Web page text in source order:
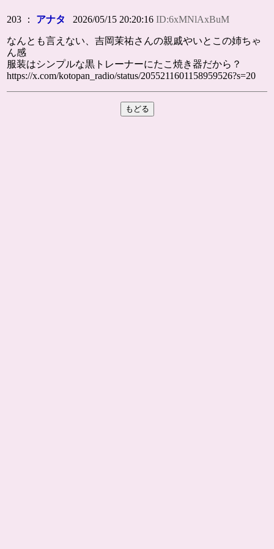
203 ： アナタ 2026/05/15 20:20:16ID:6xMNlAxBuM
なんとも言えない、吉岡茉祐さんの親戚やいとこの姉ちゃ
ん感
服装はシンプルな黒トレーナーにたこ焼き器だから？
https://x.com/kotopan_radio/status/2055211601158959526?s=20